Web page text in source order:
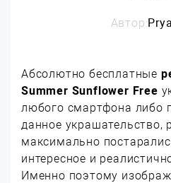
Автор:
Абсолютно бесплатные
Summer Sunflower Free
любого смартфона либо
данное украшательство,
максимально
интересное и
Именно поэтому